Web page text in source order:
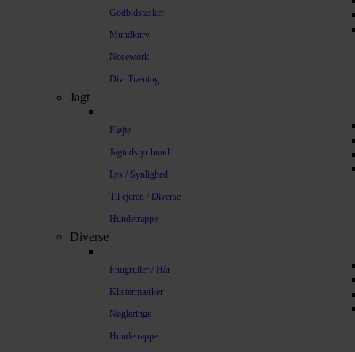
Godbidstasker
Mundkurv
Nosework
Div. Træning
Jagt
Fløjte
Jagtudstyr hund
Lys / Synlighed
Til ejeren / Diverse
Hundetrappe
Diverse
Fnugruller / Hår
Klistermærker
Nøgleringe
Hundetrappe